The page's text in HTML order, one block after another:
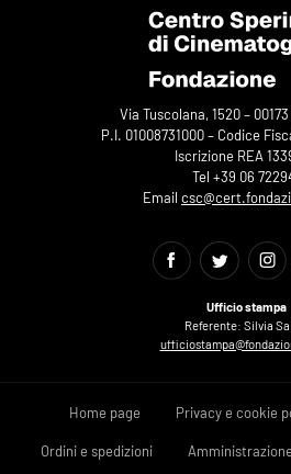
Via Tuscolana, 1520 –
P.I. 01008731000 – Codice
Iscrizione REA
Tel +39 06
Email
Ufficio stampa
Referente: Silvia
Home page Privacy e cookie
Ordini e spedizioni